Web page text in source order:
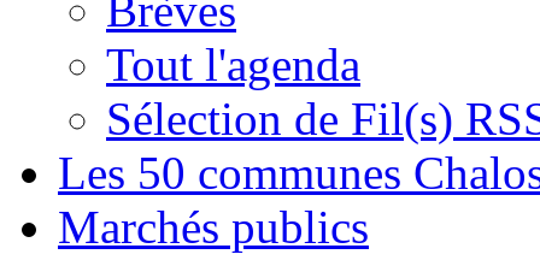
Tout l'agenda
Sélection de Fil(s)
Les 50 communes
Marchés publics